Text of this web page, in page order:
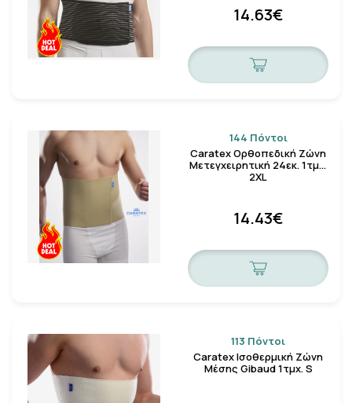
14.63€
144 Πόντοι
Caratex Ορθοπεδική Ζώνη
Μετεγχειρητική 24εκ. 1τμχ.
2XL
14.43€
113 Πόντοι
Caratex Ισοθερμική Ζώνη
Μέσης Gibaud 1τμχ. S